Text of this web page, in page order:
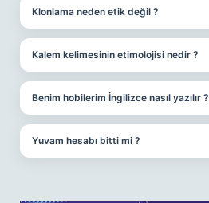
Klonlama neden etik değil ?
Kalem kelimesinin etimolojisi nedir ?
Benim hobilerim İngilizce nasıl yazılır ?
Yuvam hesabı bitti mi ?